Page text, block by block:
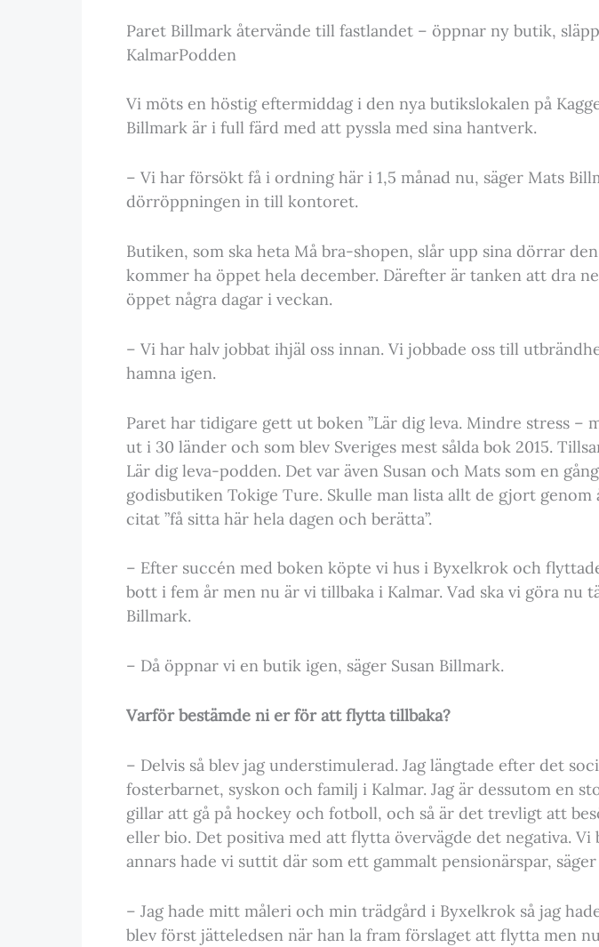
Paret Billmark återvände till fastlandet – öppnar ny butik,
KalmarPodden
Vi möts en höstig eftermiddag i den nya butikslokalen på
Billmark är i full färd med att pyssla med sina hantverk.
– Vi har försökt få i ordning här i 1,5 månad nu, säger Mats
dörröppningen in till kontoret.
Butiken, som ska heta Må bra-shopen, slår upp sina dörrar
kommer ha öppet hela december. Därefter är tanken att dra
öppet några dagar i veckan.
– Vi har halv jobbat ihjäl oss innan. Vi jobbade oss till
hamna igen.
Paret har tidigare gett ut boken ”Lär dig leva. Mindre stress –
ut i 30 länder och som blev Sveriges mest sålda bok 2015.
Lär dig leva-podden. Det var även Susan och Mats som en
godisbutiken Tokige Ture. Skulle man lista allt de gjort genom
citat ”få sitta här hela dagen och berätta”.
– Efter succén med boken köpte vi hus i Byxelkrok och
bott i fem år men nu är vi tillbaka i Kalmar. Vad ska vi göra nu
Billmark.
– Då öppnar vi en butik igen, säger Susan Billmark.
Varför bestämde ni er för att flytta tillbaka?
– Delvis så blev jag understimulerad. Jag längtade efter det
fosterbarnet, syskon och familj i Kalmar. Jag är dessutom en
gillar att gå på hockey och fotboll, och så är det trevligt att
eller bio. Det positiva med att flytta övervägde det negativa. Vi
annars hade vi suttit där som ett gammalt pensionärspar, säger
– Jag hade mitt måleri och min trädgård i Byxelkrok så jag
blev först jätteledsen när han la fram förslaget att flytta men